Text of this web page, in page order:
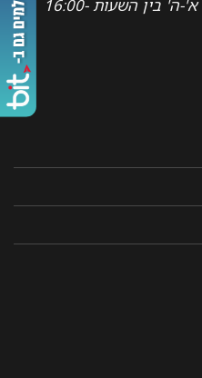
א'-ה' בין השעות 16:00-